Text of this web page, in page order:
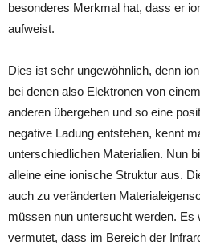
besonderes Merkmal hat, dass er
aufweist.
Dies ist sehr ungewöhnlich, denn
bei denen also Elektronen von
anderen übergehen und so eine
negative Ladung entstehen, kennt
unterschiedlichen Materialien. Nun
alleine eine ionische Struktur aus.
auch zu veränderten
müssen nun untersucht werden. Es
vermutet, dass im Bereich der